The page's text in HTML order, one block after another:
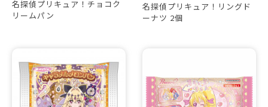
名探偵プリキュア！チョコク
リームパン
名探偵プリキュア！リングド
ーナツ 2個